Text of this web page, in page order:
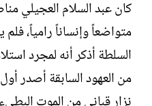
كان عبد السلام العجيلي
متواضعاً وإنساناً رامياً،
السلطة أذكر أنه لمجرد
من العهود السابقة أصدر